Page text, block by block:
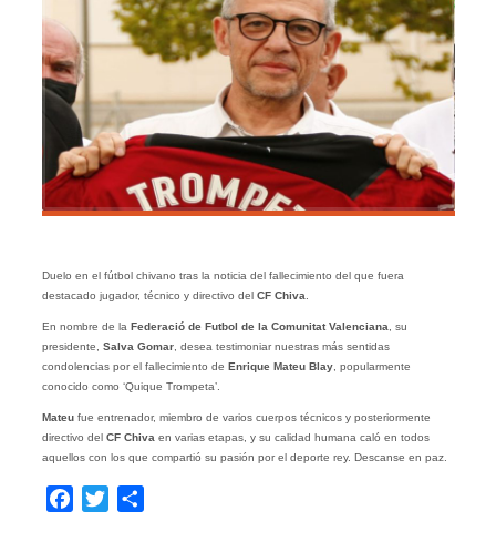
Duelo en el fútbol chivano tras la noticia del fallecimiento del que fuera
destacado jugador, técnico y directivo del CF Chiva
En nombre de la Federació de Futbol de la Comunitat Valenciana , su
presidente, Salva Gomar, desea testimoniar nuestras más sentidas
condolencias por el fallecimiento de Enrique Mateu Blay, popularmente
conocido como ‘Quique Trompeta’.
Mateu fue entrenador, miembro de varios cuerpos técnicos y posteriormente
directivo del CF Chiva en varias etapas, y su calidad humana caló en todos
aquellos con los que compartió su pasión por el deporte rey. Descanse en paz.
Facebook
Twitter